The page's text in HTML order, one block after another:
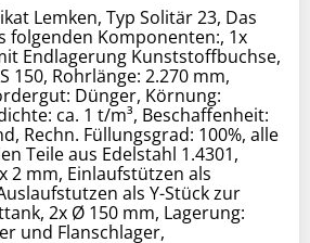
Lemken, Typ Solitär 23, Das
folgenden Komponenten:, 1x
Endlagerung Kunststoffbuchse,
150, Rohrlänge: 2.270 mm,
Dünger, Körnung:
ca. 1 t/m³, Beschaffenheit:
Rechn. Füllungsgrad: 100%, alle
Teile aus Edelstahl 1.4301,
2 mm, Einlaufstützen als
als Y-Stück zur
2x Ø 150 mm, Lagerung:
und Flanschlager,